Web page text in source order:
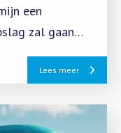
een
zal gaan
infrastructuur
en emissies
garanderen.
Lees meer